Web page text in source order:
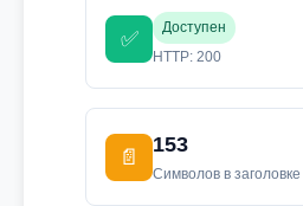
✅
Доступен
HTTP: 200
📄
153
Символов в заголовке